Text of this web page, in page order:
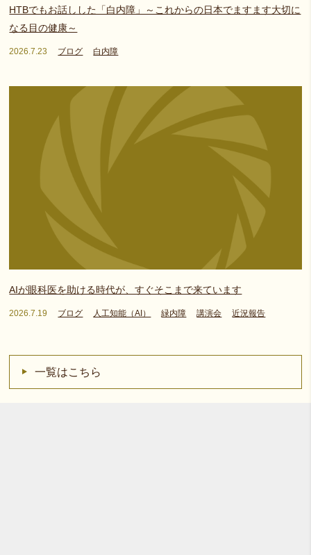
HTBでもお話しした「白内障」～これからの日本でますます大切に
なる目の健康～
2026.7.23 ブログ 白内障
AIが眼科医を助ける時代が、すぐそこまで来ています
2026.7.19 ブログ 人工知能（AI） 緑内障 講演会 近況報告
一覧はこちら